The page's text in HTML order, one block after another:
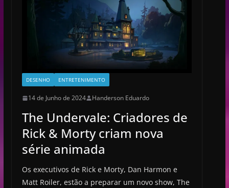
DESENHO ENTRETENIMENTO
14 de Junho de 2024 Handerson Eduardo
The Undervale: Criadores de
Rick & Morty criam nova
série animada
Os executivos de Rick e Morty, Dan Harmon e
Matt Roiler, estão a preparar um novo show, The